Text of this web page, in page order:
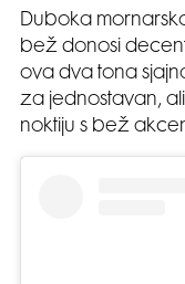
Duboka
bež donosi
ova dva tona
za jednostavan,
noktiju s bež